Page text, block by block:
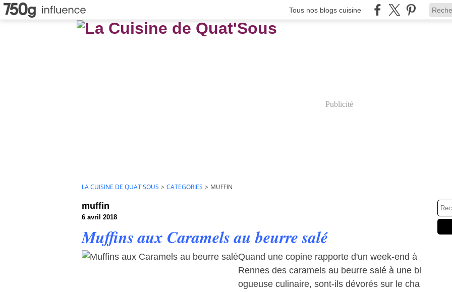
Tous nos blogs cuisine
Publicité
LA CUISINE DE QUAT'SOUS > CATEGORIES > MUFFIN
muffin
6 avril 2018
Muffins aux Caramels au beurre salé
Quand une copine rapporte d'un week-end à
Rennes des caramels au beurre salé à une bl
ogueuse culinaire, sont-ils dévorés sur le cha